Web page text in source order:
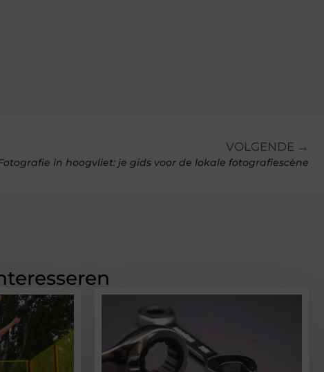
VOLGENDE →
in hoogvliet: je gids voor de lokale fotografiescène